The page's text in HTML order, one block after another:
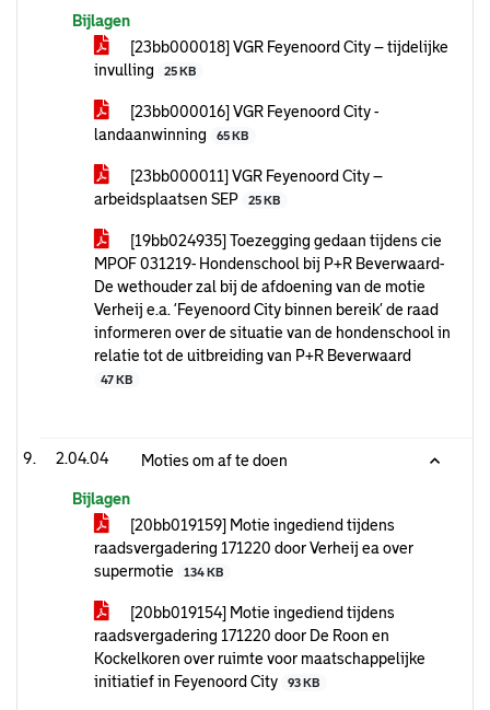
Bijlagen
[23bb000018] VGR Feyenoord City – tijdelijke
invulling
25 KB
[23bb000016] VGR Feyenoord City -
landaanwinning
65 KB
[23bb000011] VGR Feyenoord City –
arbeidsplaatsen SEP
25 KB
[19bb024935] Toezegging gedaan tijdens cie
MPOF 031219- Hondenschool bij P+R Beverwaard-
De wethouder zal bij de afdoening van de motie
Verheij e.a. ‘Feyenoord City binnen bereik’ de raad
informeren over de situatie van de hondenschool in
relatie tot de uitbreiding van P+R Beverwaard
47 KB
2.04.04 Moties om af te doen
Bijlagen
[20bb019159] Motie ingediend tijdens
raadsvergadering 171220 door Verheij ea over
supermotie
134 KB
[20bb019154] Motie ingediend tijdens
raadsvergadering 171220 door De Roon en
Kockelkoren over ruimte voor maatschappelijke
initiatief in Feyenoord City
93 KB